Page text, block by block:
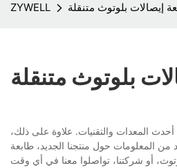
ZYWELL إيصالات بلوتوث متنقلة
بلوتوث متنقلة
أحدث المعدات والتقنيات. علاوة على ذلك،
المعلومات حول منتجنا الجديد، طابعة